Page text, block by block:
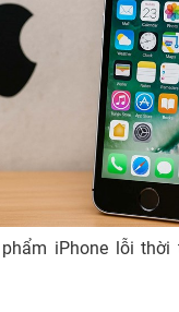
iPhone lỗi thời